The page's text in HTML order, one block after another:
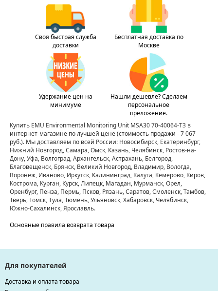
Своя быстрая служба
доставки
Бесплатная доставка по
Москве
Удержание цен на
минимуме
Нашли дешевле? Сделаем
персональное
преложение.
Купить EMU Environmental Monitoring Unit MSA30 70-40064-T3 в
интернет-магазине по лучшей цене(стоимость продажи - 7 067
руб.). Мы доставляем по всей России: Новосибирск, Екатеринбург,
Нижний Новгород, Самара, Омск, Казань, Челябинск, Ростов-на-
Дону, Уфа, Волгоград, Архангельск, Астрахань, Белгород,
Благовещенск, Брянск, Великий Новгород, Владимир, Вологда,
Воронеж, Иваново, Иркутск, Калининград, Калуга, Кемерово, Киров,
Кострома, Курган, Курск, Липецк, Магадан, Мурманск, Орел,
Оренбург, Пенза, Пермь, Псков, Рязань, Саратов, Смоленск, Тамбов,
Тверь, Томск, Тула, Тюмень, Ульяновск, Хабаровск, Челябинск,
Южно-Сахалинск, Ярославль.
Основные правила возврата товара
Для покупателей
Доставка и оплата товара